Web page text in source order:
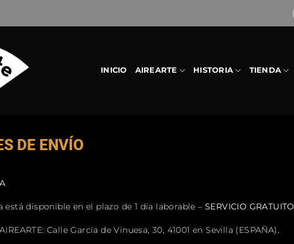
INICIO AIREARTE HISTORIA TIENDA
DE ENVÍO
está disponible en el plazo de 1 día laborable – SERVICIO GRATUITO
Calle García de Vinuesa, 30, 41001 en Sevilla (ESPAÑA).